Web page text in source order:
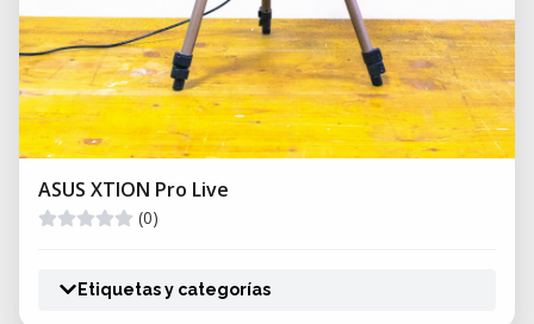
ASUS XTION Pro Live
(0)
Etiquetas y categorías